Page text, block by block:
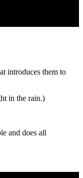
introduces them to
in the rain.)
and does all